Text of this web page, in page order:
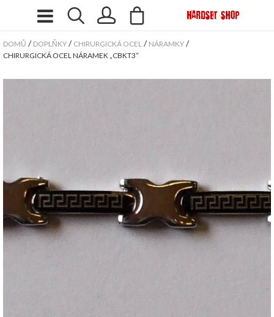
DOMŮ / DOPLŇKY / CHIRURGICKÁ OCEL / NÁRAMKY /
CHIRURGICKÁ OCEL NÁRAMEK „CBKT3“